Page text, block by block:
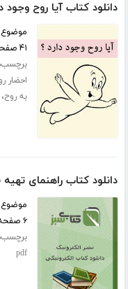
دانلود کتاب آیا روح وجود
۴۱ صفحه
احضار
به روح
دانلود کتاب راهنمای
۶ صفحه
pdf